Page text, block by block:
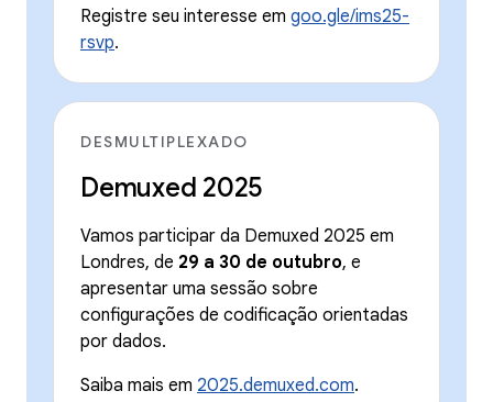
Registre seu interesse em goo.gle/ims25-
rsvp.
DESMULTIPLEXADO
Demuxed 2025
Vamos participar da Demuxed 2025 em
Londres, de 29 a 30 de outubro, e
apresentar uma sessão sobre
configurações de codificação orientadas
por dados.
Saiba mais em 2025.demuxed.com.